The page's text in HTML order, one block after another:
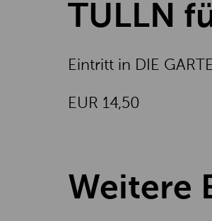
TULLN
Eintritt in DIE
EUR 14,50
Weitere